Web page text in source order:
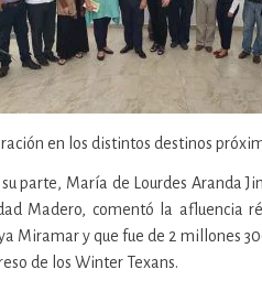
en los distintos destinos
su parte, María de Lourdes Aranda
Madero, comentó la afluencia
Miramar y que fue de 2 millones
de los Winter Texans.